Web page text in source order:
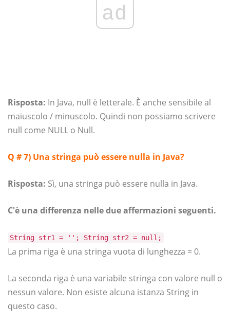
ad
Risposta: In Java, null è letterale. È anche sensibile al
maiuscolo / minuscolo. Quindi non possiamo scrivere
null come NULL o Null.
Q # 7) Una stringa può essere nulla in Java?
Risposta: Sì, una stringa può essere nulla in Java.
C'è una differenza nelle due affermazioni seguenti.
String str1 = ''; String str2 = null;
La prima riga è una stringa vuota di lunghezza = 0.
La seconda riga è una variabile stringa con valore null o
nessun valore. Non esiste alcuna istanza String in
questo caso.